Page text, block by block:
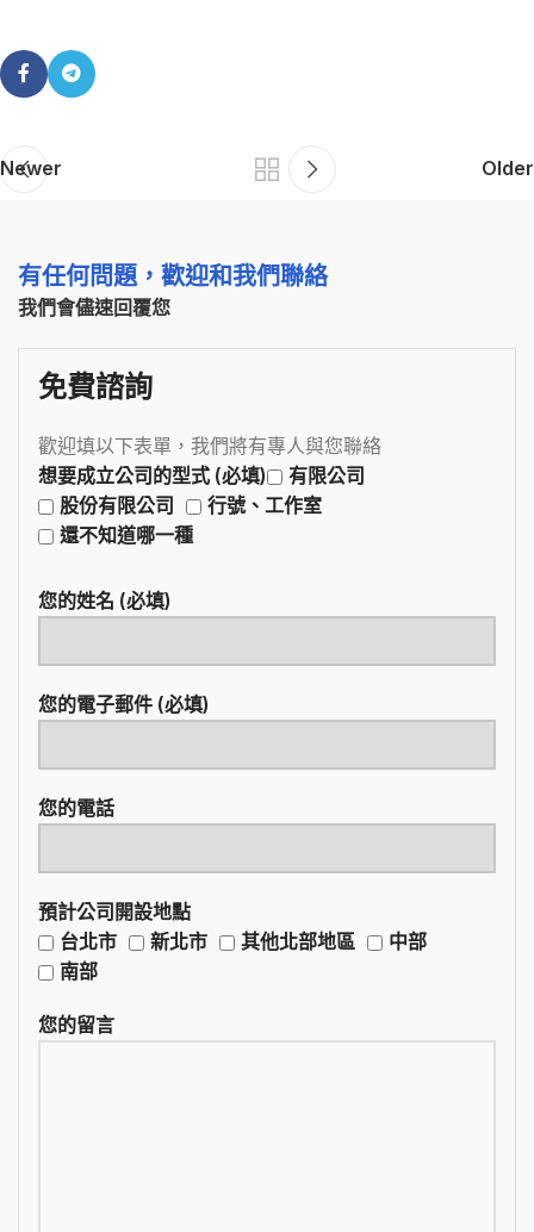
Newer Older
有任何問題，歡迎和我們聯絡
我們會儘速回覆您
免費諮詢
歡迎填以下表單，我們將有專人與您聯絡
想要成立公司的型式 (必填)
有限公司
股份有限公司
行號、工作室
還不知道哪一種
您的姓名 (必填)
您的電子郵件 (必填)
您的電話
預計公司開設地點
台北市
新北市 其他北部地區
中部
南部
您的留言